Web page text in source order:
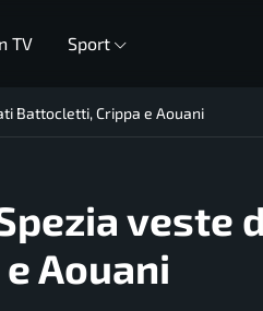
TV Sport
Battocletti, Crippa e Aouani
veste
Aouani